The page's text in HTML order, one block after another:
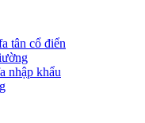
tân cổ điển
nhập khẩu